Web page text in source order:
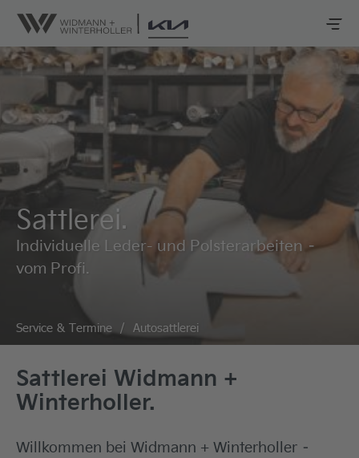
Sattlerei.
Individuelle Leder- und Polsterarbeiten –
vom Profi.
Service & Termine / Autosattlerei
Sattlerei Widmann +
Winterholler.
Willkommen bei Widmann + Winterholler –